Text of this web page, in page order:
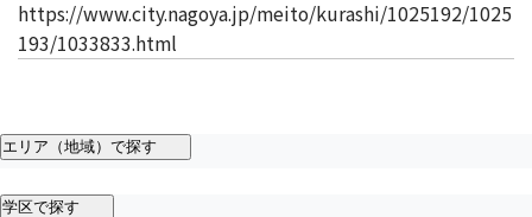
https://www.city.nagoya.jp/meito/kurashi/1025192/1025
193/1033833.html
エリア（地域）で探す
学区で探す